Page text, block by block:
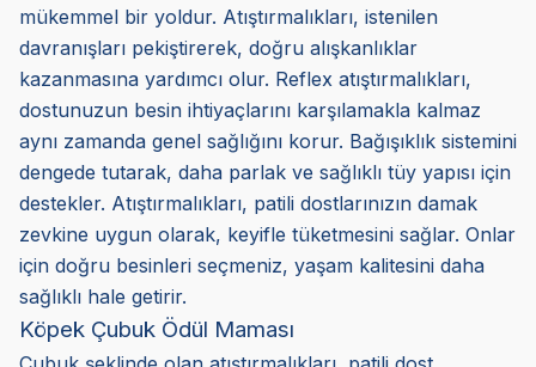
mükemmel bir yoldur. Atıştırmalıkları, istenilen
davranışları pekiştirerek, doğru alışkanlıklar
kazanmasına yardımcı olur. Reflex atıştırmalıkları,
dostunuzun besin ihtiyaçlarını karşılamakla kalmaz
aynı zamanda genel sağlığını korur. Bağışıklık sistemini
dengede tutarak, daha parlak ve sağlıklı tüy yapısı için
destekler. Atıştırmalıkları, patili dostlarınızın damak
zevkine uygun olarak, keyifle tüketmesini sağlar. Onlar
için doğru besinleri seçmeniz, yaşam kalitesini daha
sağlıklı hale getirir.
Köpek Çubuk Ödül Maması